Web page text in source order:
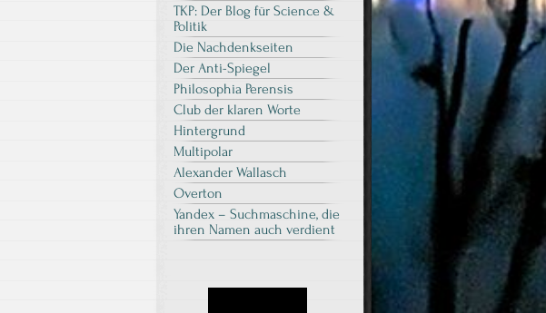
TKP: Der Blog für Science &
Politik
Die Nachdenkseiten
Der Anti-Spiegel
Philosophia Perensis
Club der klaren Worte
Hintergrund
Multipolar
Alexander Wallasch
Overton
Yandex – Suchmaschine, die
ihren Namen auch verdient